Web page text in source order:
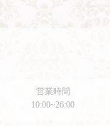
営業時間
10:00~26:00